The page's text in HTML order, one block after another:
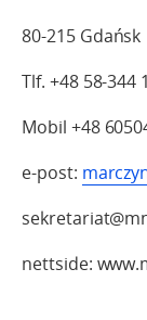
80-215 Gdańsk
Tlf. +48 58-
Mobil +48
e-post:
nettside: